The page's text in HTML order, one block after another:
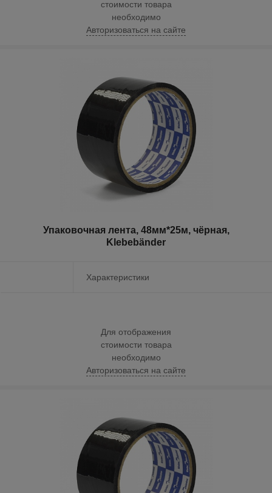
стоимости товара
необходимо
Авторизоваться на сайте
Упаковочная лента, 48мм*25м, чёрная,
Klebebänder
Характеристики
Для отображения
стоимости товара
необходимо
Авторизоваться на сайте